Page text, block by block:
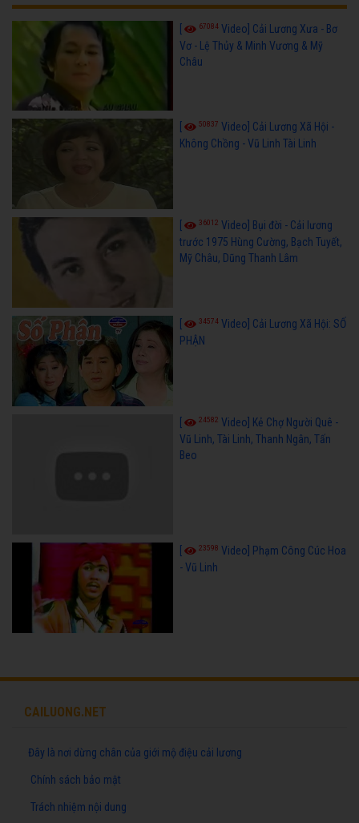
[ 67084 Video] Cải Lương Xưa - Bơ
Vơ - Lệ Thủy & Minh Vương & Mỹ
Châu
50837 Video] Cải Lương Xã Hội -
Không Chồng - Vũ Linh Tài Linh
36012 Video] Bụi đời - Cải lương
trước 1975 Hùng Cường, Bạch Tuyết,
Mỹ Châu, Dũng Thanh Lâm
34574 Video] Cải Lương Xã Hội: SỐ
PHẬN
24582 Video] Kẻ Chợ Người Quê -
Vũ Linh, Tài Linh, Thanh Ngân, Tấn
Beo
23598 Video] Phạm Công Cúc Hoa
- Vũ Linh
CAILUONG.NET
Đây là nơi dừng chân của giới mộ điệu cải lương
Chính sách bảo mật
Trách nhiệm nội dung